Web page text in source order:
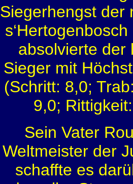
Siegerhengst der
absolvierte der
Sieger mit
(Schritt: 8,0;
9,0;
Sein Vater
Weltmeister der
schaffte es